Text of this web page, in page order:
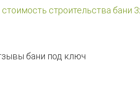
стоимость строительства бани